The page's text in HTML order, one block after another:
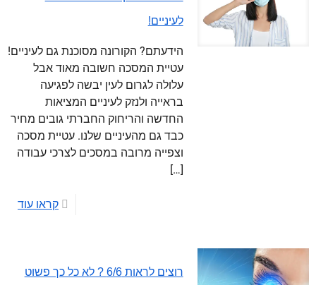
לעיניים!
הידעתם? הקורונה מסוכנת גם לעיניים!
עטיית המסכה חשובה מאוד אבל
עלולה לגרום לעין יבשה לפגיעה
בראייה ולנזק לעיניים המציאות
החדשה והריחוק החברתי גובים מחיר
כבד גם מהעיניים שלנו. עטיית מסכה
וצפייה מרובה במסכים לצרכי עבודה
[…]
קראו עוד
רוצים לראות 6/6 ? לא כל כך פשוט